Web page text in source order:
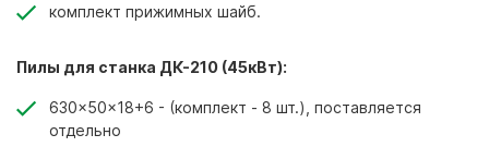
комплект прижимных шайб.
Пилы для станка ДК-210 (45кВт):
630x50x18+6 - (комплект - 8 шт.), поставляется
отдельно